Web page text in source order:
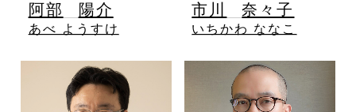
阿部 陽介
あべ ようすけ
市川 奈々子
いちかわ ななこ